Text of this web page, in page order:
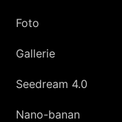
Foto
Gallerie
Seedream 4.0
Nano-banan